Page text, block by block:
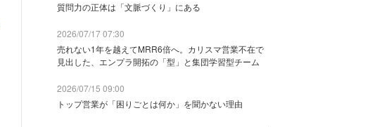
質問力の正体は「文脈づくり」にある
2026/07/17 07:30
売れない1年を越えてMRR6倍へ。カリスマ営業不在で
見出した、エンプラ開拓の「型」と集団学習型チーム
2026/07/15 09:00
トップ営業が「困りごとは何か」を聞かない理由